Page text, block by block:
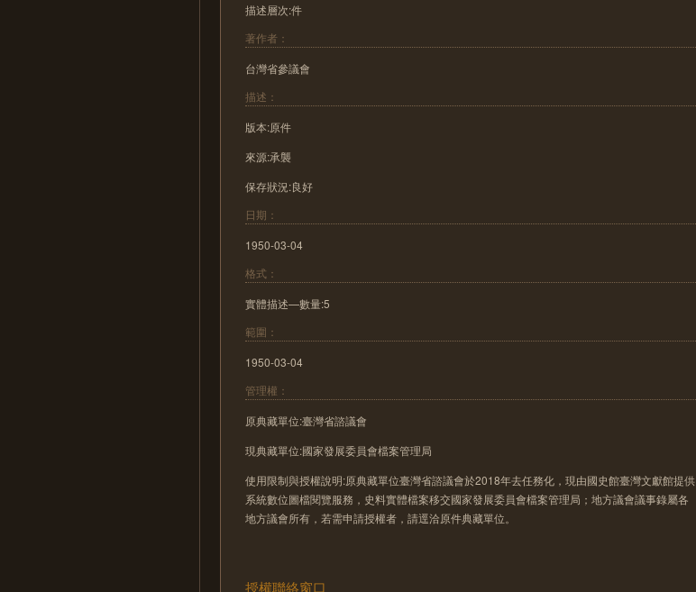
描述層次:件
著作者：
台灣省參議會
描述：
版本:原件
來源:承襲
保存狀況:良好
日期：
1950-03-04
格式：
實體描述—數量:5
範圍：
1950-03-04
管理權：
原典藏單位:臺灣省諮議會
現典藏單位:國家發展委員會檔案管理局
使用限制與授權說明:原典藏單位臺灣省諮議會於2018年去任務化，現由國史館臺灣文獻館提供
系統數位圖檔閱覽服務，史料實體檔案移交國家發展委員會檔案管理局；地方議會議事錄屬各
地方議會所有，若需申請授權者，請逕洽原件典藏單位。
授權聯絡窗口